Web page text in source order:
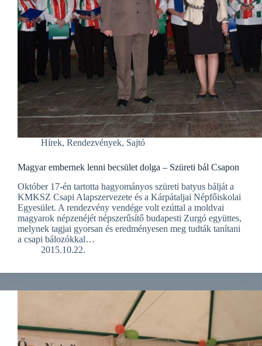
Hírek, Rendezvények, Sajtó
Magyar embernek lenni becsület dolga – Szüreti bál Csapon
Október 17-én tartotta hagyományos szüreti batyus bálját a
KMKSZ Csapi Alapszervezete és a Kárpátaljai Népfőiskolai
Egyesület. A rendezvény vendége volt ezúttal a moldvai
magyarok népzenéjét népszerűsítő budapesti Zurgó együttes,
melynek tagjai gyorsan és eredményesen meg tudták tanítani
a csapi bálozókkal…
2015.10.22.